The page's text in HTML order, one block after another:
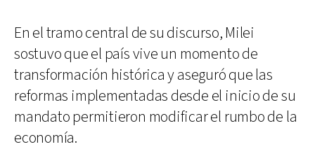
En el tramo central de su discurso, Milei
sostuvo que el país vive un momento de
transformación histórica y aseguró que las
reformas implementadas desde el inicio de su
mandato permitieron modificar el rumbo de la
economía.